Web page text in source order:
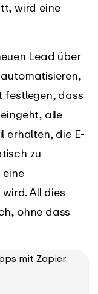
wird eine
Lead über
festlegen, dass
alle
erhalten, die E-
zu
All dies
ohne dass